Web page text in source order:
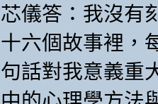
芯儀答：我沒有
十六個故事裡，
句話對我意義重